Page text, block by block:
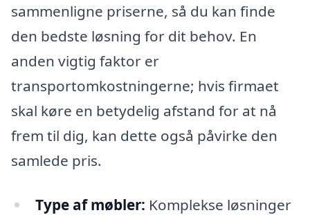
sammenligne priserne, så du kan finde
den bedste løsning for dit behov. En
anden vigtig faktor er
transportomkostningerne; hvis firmaet
skal køre en betydelig afstand for at nå
frem til dig, kan dette også påvirke den
samlede pris.
Type af møbler: Komplekse løsninger